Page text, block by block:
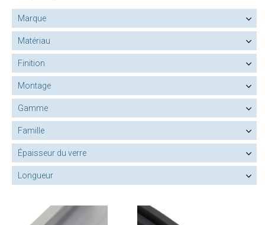
Marque
Matériau
Finition
Montage
Gamme
Famille
Épaisseur du verre
Longueur